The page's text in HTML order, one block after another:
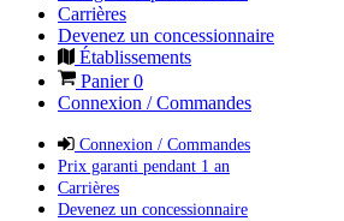
Carrières
Devenez un concessionnaire
Établissements
Panier0
Connexion / Commandes
Connexion / Commandes
Prix garanti pendant 1 an
Carrières
Devenez un concessionnaire